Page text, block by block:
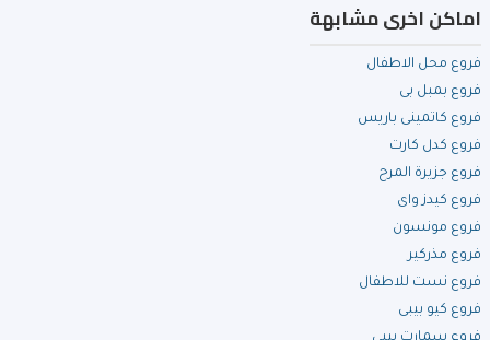
اماكن اخرى مشابهة
فروع محل الاطفال
فروع بمبل بى
فروع كاتمينى باريس
فروع كدل كارت
فروع جزيرة المرح
فروع كيدز واى
فروع مونسون
فروع مذركير
فروع نست للاطفال
فروع كيو بيبى